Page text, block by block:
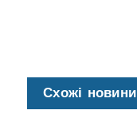
Схожі новини